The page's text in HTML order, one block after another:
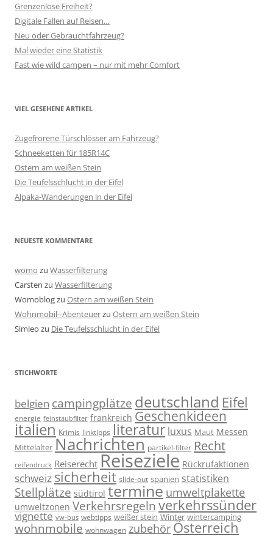
Grenzenlose Freiheit?
Digitale Fallen auf Reisen…
Neu oder Gebrauchtfahrzeug?
Mal wieder eine Statistik
Fast wie wild campen – nur mit mehr Comfort
VIEL GESEHENE ARTIKEL
Zugefrorene Türschlösser am Fahrzeug?
Schneeketten für 185R14C
Ostern am weißen Stein
Die Teufelsschlucht in der Eifel
Alpaka-Wanderungen in der Eifel
NEUESTE KOMMENTARE
womo zu Wasserfilterung
Carsten zu Wasserfilterung
Womoblogzu Ostern am weißen Stein
Wohnmobil--Abenteuerzu Ostern am weißen Stein
Simleo zu Die Teufelsschlucht in der Eifel
STICHWORTE
belgien campingplätze deutschland Eifel
energie feinstaubfilter frankreich Geschenkideen
italien Krimis linktipps literatur luxus Maut Messen
Mittelalter Nachrichten partikel-filter Recht
reifendruck Reiserecht Reiseziele Rückrufaktionen
schweiz sicherheit slide-out spanien statistiken
Stellplätze südtirol termine umweltplakette
umweltzonen Verkehrsregeln verkehrssünder
vignette vw-bus webtipps weißer stein Winter wintercamping
wohnmobile wohnwagen zubehör Österreich